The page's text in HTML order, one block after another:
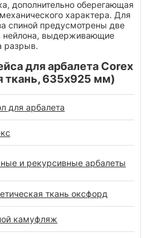
дополнительно оберегающая
характера. Для
спиной предусмотрены две
нейлона, выдерживающие
разрыв.
для арбалета Corex
ткань, 635х925 мм)
для арбалета
и рекурсивные арбалеты
ткань оксфорд
камуфляж